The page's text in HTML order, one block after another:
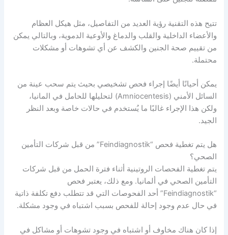
تتيح هذه التقنية رؤية العديد من التفاصيل، مثل هيكل العظام
والأعضاء الداخلية والقلب والدماغ والأوعية الدموية، وبالتالي يمكن
من تقييم صحة الجنين والكشف عن أي تشوهات أو مشكلات
محتملة.
يمكن أحيانًا أيضًا إجراء فحص تشخيصي بحيث يتم سحب عينة من
السائل الأمني (Amniocentesis) لتحليلها للحامل في المانيا،
ولكن هذا الإجراء غالبًا ما يُستخدم في حالات خاصة وبعد النظر
الجيد.
هل يتم تغطية فحص “Feindiagnostik” من قبل شركات التأمين
الصحي؟
يتم تغطية الفحصات الروتينية أثناء فترة الحمل من قبل شركات
التأمين الصحي في ألمانيا. ومع ذلك، يعتبر فحص
“Feindiagnostik” أحد الفحوصات التي قد تتطلب دفع تكلفة ذاتية
في حال عدم وجود إحالة للفحص بسبب اشتباه في وجود مشكلة.
إذا كان هناك مخاوف أو اشتباه في وجود تشوهات أو مشاكل في